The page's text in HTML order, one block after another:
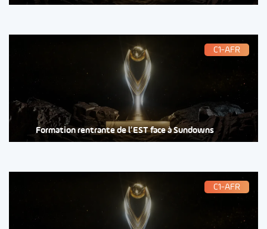
C1-AFR
Formation rentrante de l’EST face à Sundowns
C1-AFR